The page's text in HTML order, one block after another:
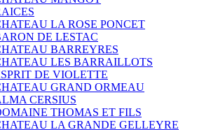
LA ROSE PONCET
DE LESTAC
BARREYRES
LES BARRAILLOTS
DE VIOLETTE
GRAND ORMEAU
CERSIUS
THOMAS ET FILS
LA GRANDE GELLEYRE